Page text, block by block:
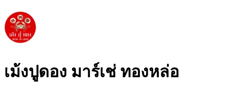
เม้งปูดอง มาร์เช่ ทองหล่อ